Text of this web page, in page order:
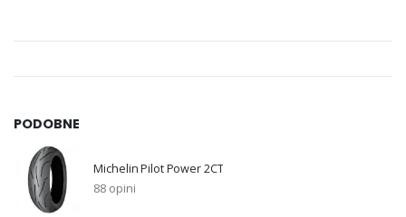
PODOBNE
Michelin Pilot Power 2CT
88 opini